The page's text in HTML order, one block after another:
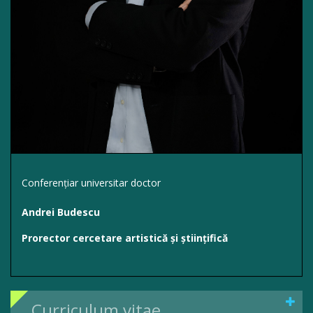
Conferențiar universitar doctor
Andrei Budescu
Prorector cercetare artistică și științifică